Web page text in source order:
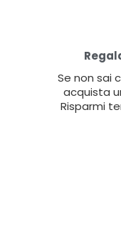
Se non sai
acquista
Risparmi